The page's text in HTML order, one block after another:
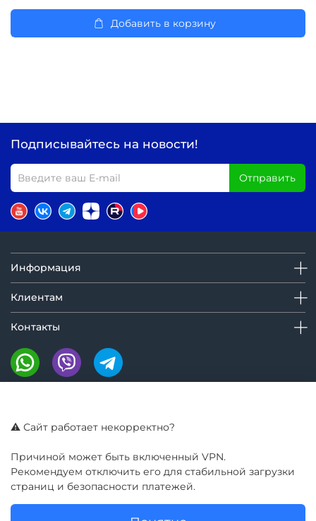
Добавить в корзину
Подписывайтесь на новости!
Отправить
Информация
Клиентам
Контакты
⚠️ Сайт работает некорректно?
Причиной может быть включенный VPN.
Рекомендуем отключить его для стабильной загрузки
страниц и безопасности платежей.